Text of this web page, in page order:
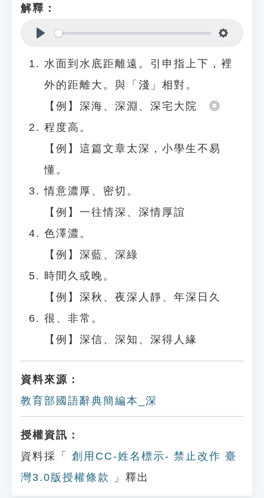
解釋：
水面到水底距離遠。引申指上下，裡
外的距離大。與「淺」相對。
【例】深海、深淵、深宅大院 ◎
程度高。
【例】這篇文章太深，小學生不易
懂。
情意濃厚、密切。
【例】一往情深、深情厚誼
色澤濃。
【例】深藍、深綠
時間久或晚。
【例】深秋、夜深人靜、年深日久
很、非常。
【例】深信、深知、深得人緣
資料來源：
教育部國語辭典簡編本_深
授權資訊：
資料採「
創用CC-姓名標示- 禁止改作 臺
灣3.0版授權條款
」釋出